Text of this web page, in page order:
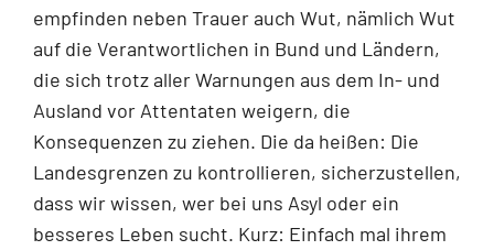
empfinden neben Trauer auch Wut, nämlich Wut
auf die Verantwortlichen in Bund und Ländern,
die sich trotz aller Warnungen aus dem In- und
Ausland vor Attentaten weigern, die
Konsequenzen zu ziehen. Die da heißen: Die
Landesgrenzen zu kontrollieren, sicherzustellen,
dass wir wissen, wer bei uns Asyl oder ein
besseres Leben sucht. Kurz: Einfach mal ihrem